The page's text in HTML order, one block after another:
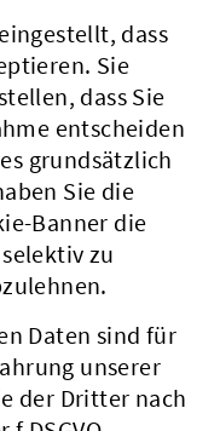
dass
Sie
dass Sie
entscheiden
grundsätzlich
Sie die
Banner die
zu
Daten sind für
unserer
der Dritter nach